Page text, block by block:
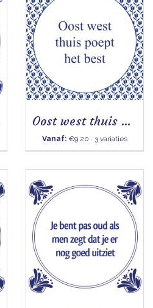
Oost west thuis poept het best
Vanaf: €9.20 · 3 variaties